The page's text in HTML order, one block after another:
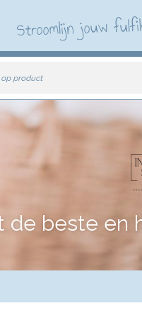
Stroomlijn jouw
op product
de beste en